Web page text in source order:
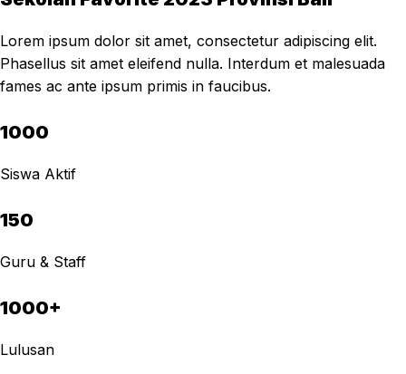
Lorem ipsum dolor sit amet, consectetur adipiscing elit.
Phasellus sit amet eleifend nulla. Interdum et malesuada
fames ac ante ipsum primis in faucibus.
1000
Siswa Aktif
150
Guru & Staff
1000+
Lulusan